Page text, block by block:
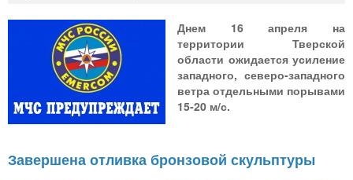
Днем 16 апреля на
территории Тверской
области ожидается усиление
западного, северо-западного
ветра отдельными порывами
15-20 м/с.
Завершена отливка бронзовой скульптуры